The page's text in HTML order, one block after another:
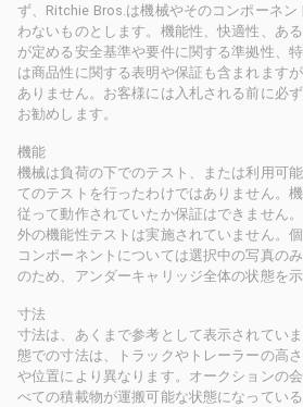
ず、Ritchie Bros.は機械やそのコンポーネ
わないものとします。機能性、快適性、あ
が定める安全基準や要件に関する準拠性、
は商品性に関する表明や保証も含まれます
ありません。お客様には入札される前に必
お勧めします。
機能
機械は負荷の下でのテスト、または利用可
てのテストを行ったわけではありません。
従って動作されていたか保証はできません
外の機能性テストは実施されていません。
コンポーネントについては選択中の写真の
のため、アンダーキャリッジ全体の状態を
寸法
寸法は、あくまで参考として表示されてい
態での寸法は、トラックやトレーラーの高
や位置により異なります。オークションの
べての積載物が運搬可能な状態になってい